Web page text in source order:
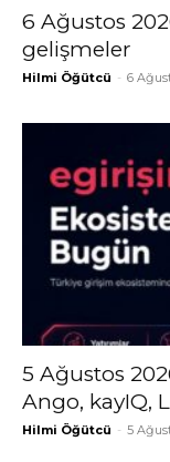
6 Ağustos
gelişmeler
Hilmi Öğütcü - 6
5 Ağustos
Ango, kayIQ,
Hilmi Öğütcü - 5